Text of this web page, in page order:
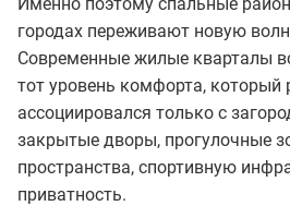
городах переживают новую
Современные жилые кварталы
тот уровень комфорта, который
ассоциировался только с
закрытые дворы, прогулочные
пространства, спортивную
приватность.